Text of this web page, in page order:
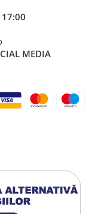
MEDIA